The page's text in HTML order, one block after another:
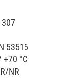
53516
+70 °C
NR